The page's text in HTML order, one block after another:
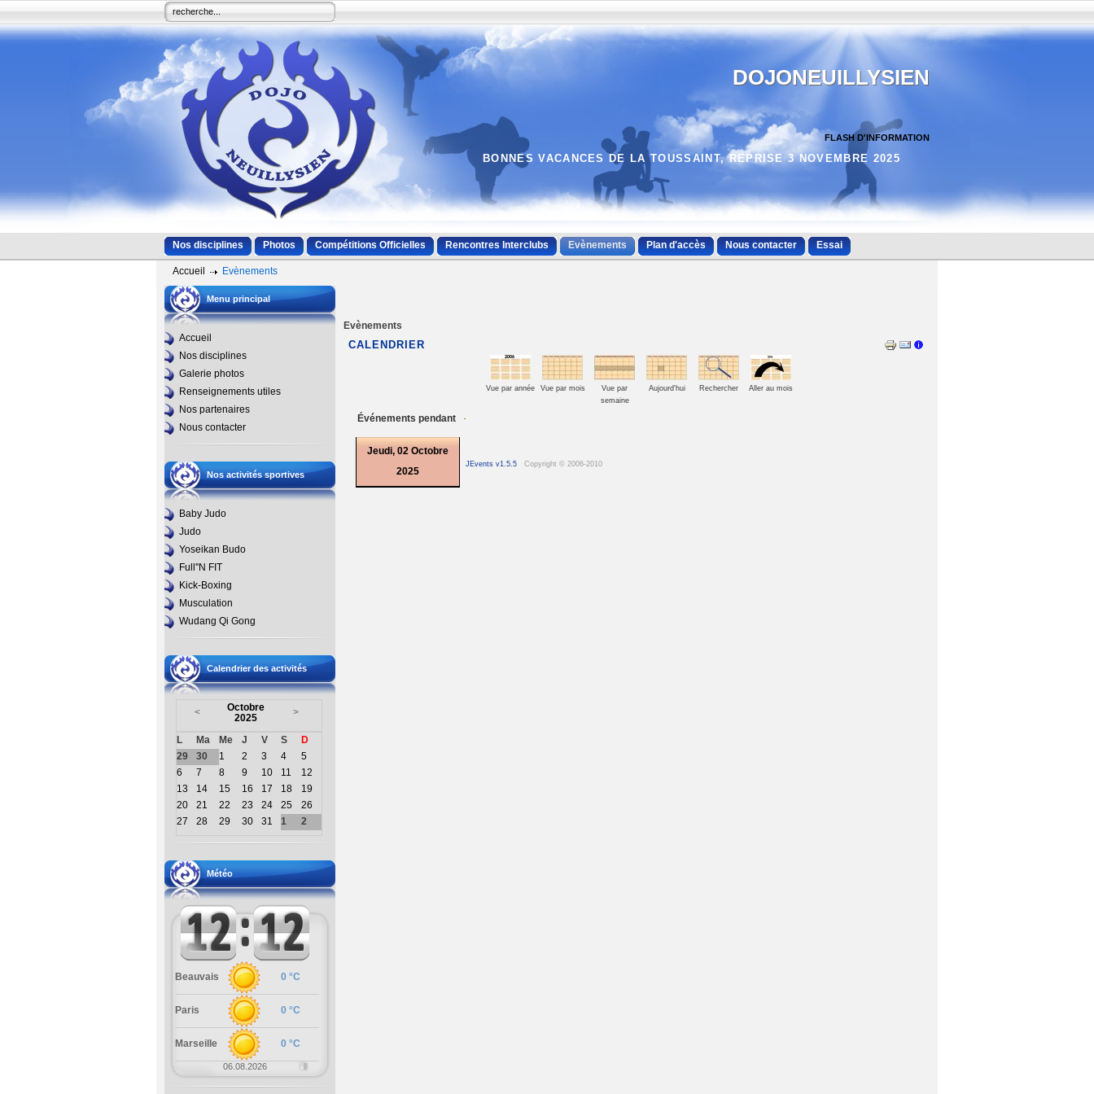
DOJONEUILLYSIEN
FLASH D'INFORMATION
BONNES VACANCES DE LA TOUSSAINT, REPRISE 3 NOVEMBRE 2025
Nos disciplines Photos Compétitions Officielles Rencontres Interclubs Evènements Plan d'accès Nous contacter Essai
Accueil Evènements
Menu principal
Accueil
Nos disciplines
Galerie photos
Renseignements utiles
Nos partenaires
Nous contacter
Nos activités sportives
Baby Judo
Judo
Yoseikan Budo
Full''N FIT
Kick-Boxing
Musculation
Wudang Qi Gong
Calendrier des activités
<
Octobre
2025
>
L Ma Me J V S
D
29
30 1 2 3 4
5
6
7 8 9 10 11
12
13
14 15 16 17 18
19
20
21 22 23 24 25
26
27
28 29 30 31 1 2
Météo
Beauvais 0 °C
Paris 0 °C
Marseille 0 °C
06.08.2026
Evènements
CALENDRIER
Vue par année Vue par mois
Vue par
semaine
Aujourd'hui Rechercher Aller au mois
Événements pendant
Jeudi, 02 Octobre
2025
JEvents v1.5.5 Copyright © 2006-2010